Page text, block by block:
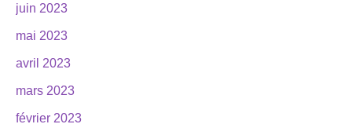
juin 2023
mai 2023
avril 2023
mars 2023
février 2023